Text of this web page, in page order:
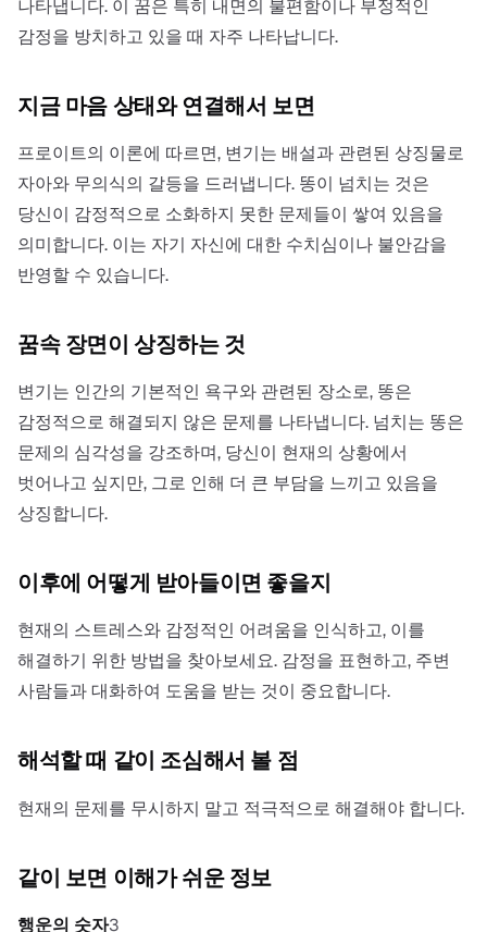
나타냅니다. 이 꿈은 특히 내면의 불편함이나 부정적인
감정을 방치하고 있을 때 자주 나타납니다.
지금 마음 상태와 연결해서 보면
프로이트의 이론에 따르면, 변기는 배설과 관련된 상징물로
자아와 무의식의 갈등을 드러냅니다. 똥이 넘치는 것은
당신이 감정적으로 소화하지 못한 문제들이 쌓여 있음을
의미합니다. 이는 자기 자신에 대한 수치심이나 불안감을
반영할 수 있습니다.
꿈속 장면이 상징하는 것
변기는 인간의 기본적인 욕구와 관련된 장소로, 똥은
감정적으로 해결되지 않은 문제를 나타냅니다. 넘치는 똥은
문제의 심각성을 강조하며, 당신이 현재의 상황에서
벗어나고 싶지만, 그로 인해 더 큰 부담을 느끼고 있음을
상징합니다.
이후에 어떻게 받아들이면 좋을지
현재의 스트레스와 감정적인 어려움을 인식하고, 이를
해결하기 위한 방법을 찾아보세요. 감정을 표현하고, 주변
사람들과 대화하여 도움을 받는 것이 중요합니다.
해석할 때 같이 조심해서 볼 점
현재의 문제를 무시하지 말고 적극적으로 해결해야 합니다.
같이 보면 이해가 쉬운 정보
행운의 숫자3